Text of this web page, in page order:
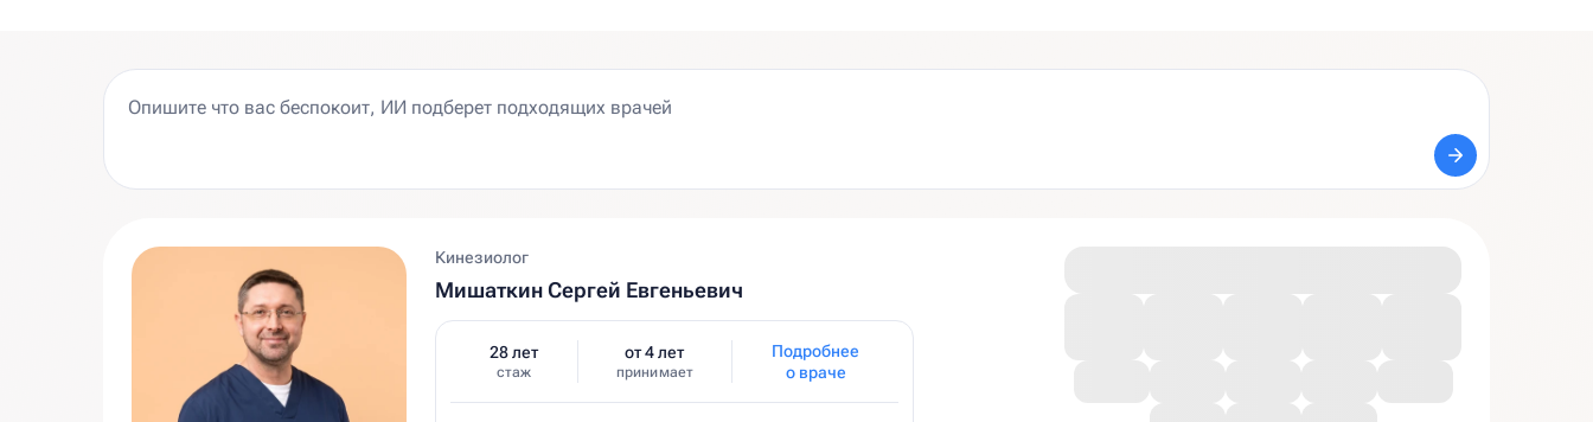
Кинезиолог
Мишаткин Сергей Евгеньевич
28 лет
стаж
от 4 лет
принимает
Подробнее
о враче